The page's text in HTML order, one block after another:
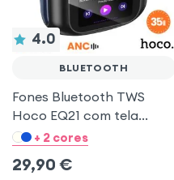
4.0
BLUETOOTH
Fones Bluetooth TWS
Hoco EQ21 com tela
touch e ANC Preto
+ 2 cores
29,90 €